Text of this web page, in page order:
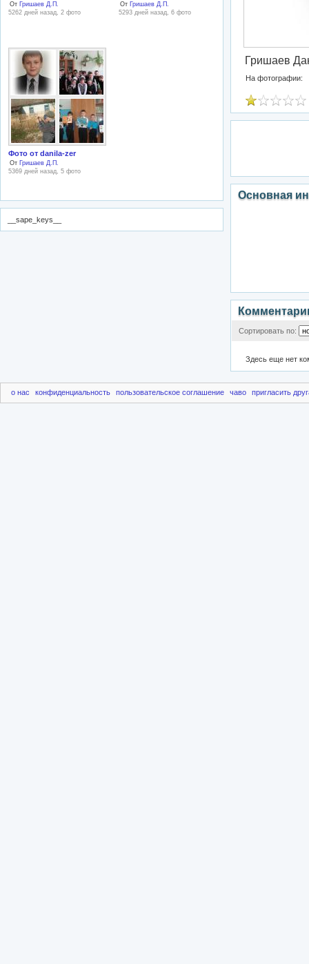
От Гришаев Д.П.
5262 дней назад, 2 фото
От Гришаев Д.П.
5293 дней назад, 6 фото
Фото от danila-zer
От Гришаев Д.П.
5369 дней назад, 5 фото
__sape_keys__
Гришаев
На фотографии:
Основная
Сортировать по:
Здесь еще нет
о нас конфиденциальность пользовательское соглашение чаво пригласить